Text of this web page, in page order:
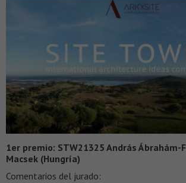
1er premio: STW21325 András Ábrahám-
Macsek (Hungría)
Comentarios del jurado: